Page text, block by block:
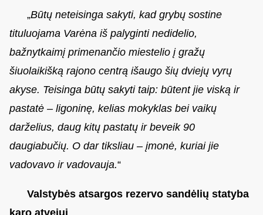
„Būtų neteisinga sakyti, kad grybų sostine
tituluojama Varėna iš palyginti nedidelio,
bažnytkaimį primenančio miestelio į gražų
šiuolaikišką rajono centrą išaugo šių dviejų vyrų
akyse. Teisinga būtų sakyti taip: būtent jie viską ir
pastatė – ligoninę, kelias mokyklas bei vaikų
darželius, daug kitų pastatų ir beveik 90
daugiabučių. O dar tiksliau – įmonė, kuriai jie
vadovavo ir vadovauja.“
Valstybės atsargos rezervo sandėlių statyba